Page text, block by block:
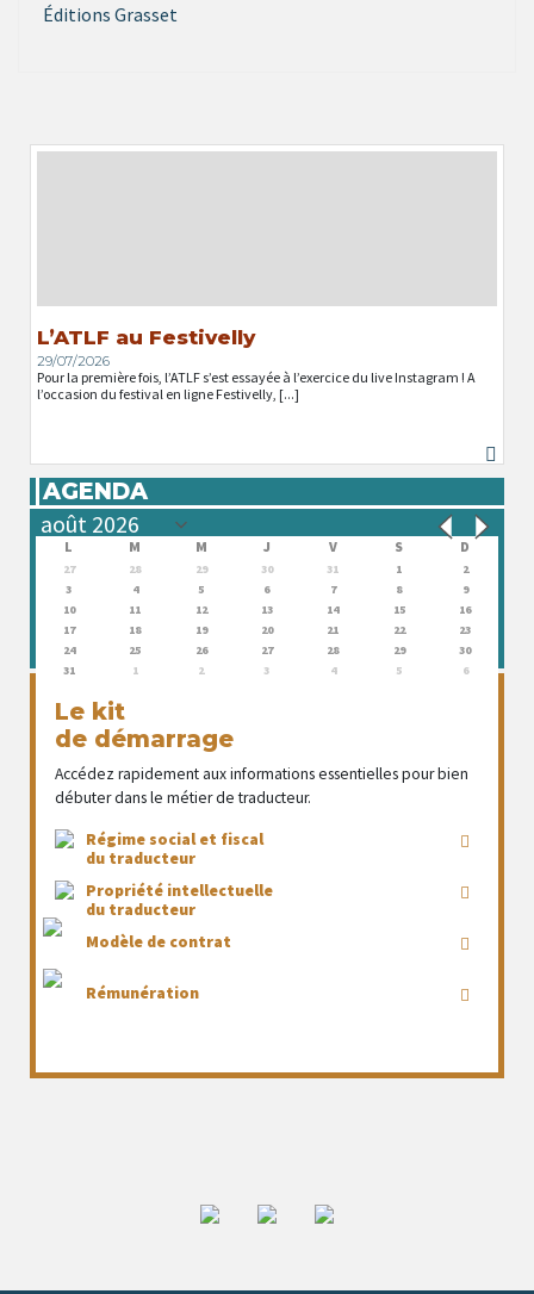
Éditions Grasset
L’ATLF au Festivelly
29/07/2026
Pour la première fois, l’ATLF s’est essayée à l’exercice du live Instagram ! A
l’occasion du festival en ligne Festivelly, [...]
AGENDA
L M M J V S D
27 28 29 30 31 1
2
3
4 5 6 7 8
9
10
11 12 13 14 15
16
17
18 19 20 21 22
23
24
25 26 27 28 29
30
31
1 2 3 4 5 6
Le kit
de démarrage
Accédez rapidement aux informations essentielles pour bien
débuter dans le métier de traducteur.
Régime social et fiscal
du traducteur
Propriété intellectuelle
du traducteur
Modèle de contrat
Rémunération